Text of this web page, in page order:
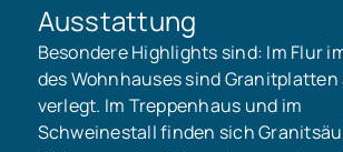
Ausstattung
Besondere Highlights sind: Im Flur
des Wohnhauses sind Granitplatten
verlegt. Im Treppenhaus und im
Schweinestall finden sich